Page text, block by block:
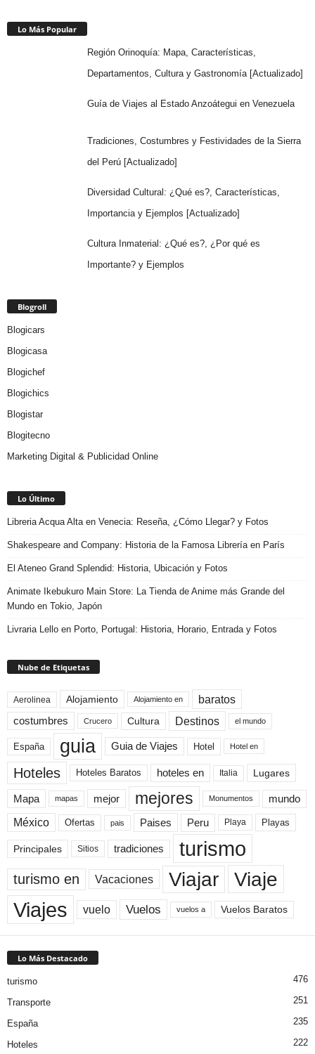
Lo Más Popular
Región Orinoquía: Mapa, Características,
Departamentos, Cultura y Gastronomía [Actualizado]
Guía de Viajes al Estado Anzoátegui en Venezuela
Tradiciones, Costumbres y Festividades de la Sierra
del Perú [Actualizado]
Diversidad Cultural: ¿Qué es?, Características,
Importancia y Ejemplos [Actualizado]
Cultura Inmaterial: ¿Qué es?, ¿Por qué es
Importante? y Ejemplos
Blogroll
Blogicars
Blogicasa
Blogichef
Blogichics
Blogistar
Blogitecno
Marketing Digital & Publicidad Online
Lo Último
Libreria Acqua Alta en Venecia: Reseña, ¿Cómo Llegar? y Fotos
Shakespeare and Company: Historia de la Famosa Librería en París
El Ateneo Grand Splendid: Historia, Ubicación y Fotos
Animate Ikebukuro Main Store: La Tienda de Anime más Grande del
Mundo en Tokio, Japón
Livraria Lello en Porto, Portugal: Historia, Horario, Entrada y Fotos
Nube de Etiquetas
Aerolinea Alojamiento Alojamiento en baratos
costumbres Crucero Cultura Destinos el mundo
España guia Guia de Viajes Hotel Hotel en
Hoteles Hoteles Baratos hoteles en Italia Lugares
Mapa mapas mejor mejores Monumentos mundo
México Ofertas pais Paises Peru Playa Playas
Principales Sitios tradiciones turismo
turismo en Vacaciones Viajar Viaje
Viajes vuelo Vuelos vuelos a Vuelos Baratos
Lo Más Destacado
turismo 476
Transporte 251
España 235
Hoteles 222